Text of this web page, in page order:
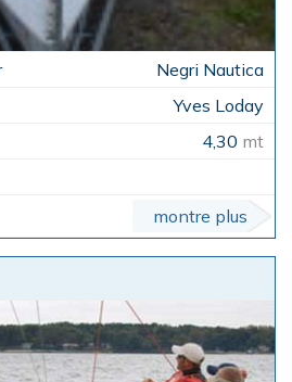
Negri Nautica
Yves Loday
4,30 mt
montre plus